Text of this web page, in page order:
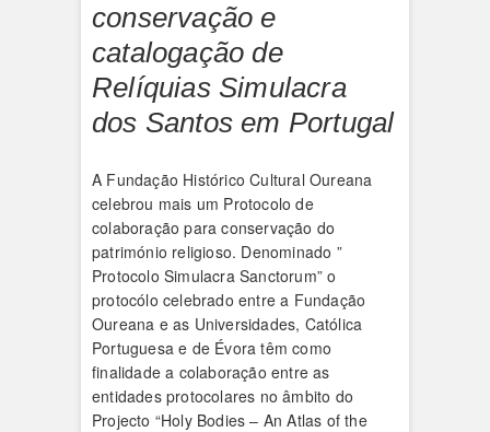
conservação e
catalogação de
Relíquias Simulacra
dos Santos em Portugal
A Fundação Histórico Cultural Oureana
celebrou mais um Protocolo de
colaboração para conservação do
património religioso. Denominado ”
Protocolo Simulacra Sanctorum” o
protocólo celebrado entre a Fundação
Oureana e as Universidades, Católica
Portuguesa e de Évora têm como
finalidade a colaboração entre as
entidades protocolares no âmbito do
Projecto “Holy Bodies – An Atlas of the